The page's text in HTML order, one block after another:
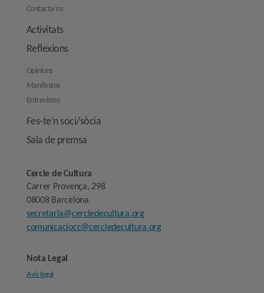
Contacta’ns
Activitats
Reflexions
Opinions
Manifestos
Entrevistes
Fes-te’n soci/sòcia
Sala de premsa
Cercle de Cultura
Carrer Provença, 298
08008 Barcelona
secretaria@cercledecultura.org
comunicaciocc@cercledecultura.org
Nota Legal
Avís legal